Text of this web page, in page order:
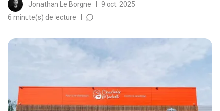
Jonathan Le Borgne
9 oct. 2025
6 minute(s) de lecture